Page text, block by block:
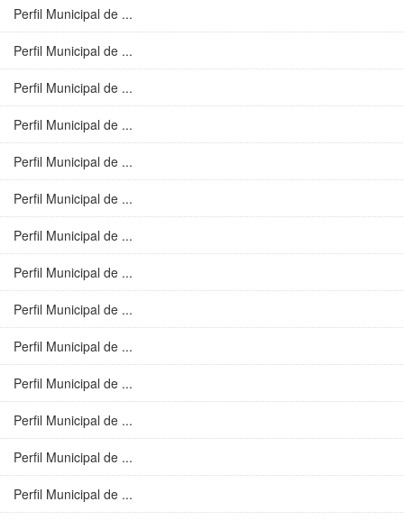
Perfil Municipal de ...
Perfil Municipal de ...
Perfil Municipal de ...
Perfil Municipal de ...
Perfil Municipal de ...
Perfil Municipal de ...
Perfil Municipal de ...
Perfil Municipal de ...
Perfil Municipal de ...
Perfil Municipal de ...
Perfil Municipal de ...
Perfil Municipal de ...
Perfil Municipal de ...
Perfil Municipal de ...